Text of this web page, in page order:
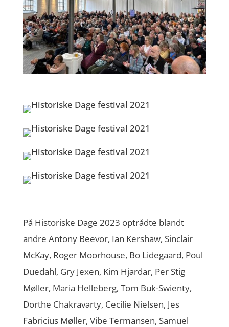
På Historiske Dage 2023 optrådte blandt
andre Antony Beevor, Ian Kershaw, Sinclair
McKay, Roger Moorhouse, Bo Lidegaard, Poul
Duedahl, Gry Jexen, Kim Hjardar, Per Stig
Møller, Maria Helleberg, Tom Buk-Swienty,
Dorthe Chakravarty, Cecilie Nielsen, Jes
Fabricius Møller, Vibe Termansen, Samuel